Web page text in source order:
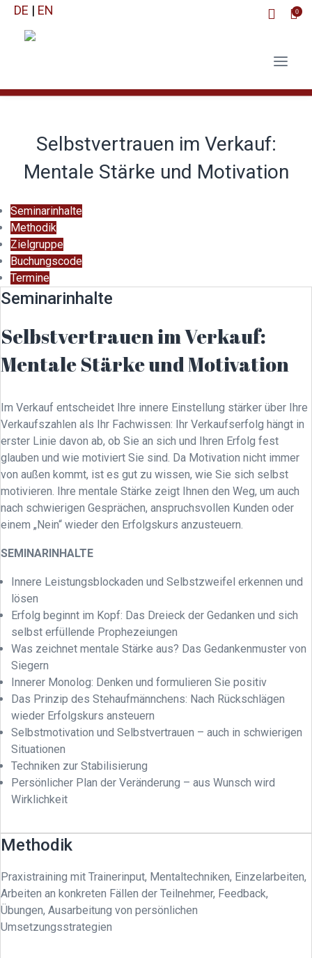
DE | EN 0
Selbstvertrauen im Verkauf:
Mentale Stärke und Motivation
Seminarinhalte
Methodik
Zielgruppe
Buchungscode
Termine
Seminarinhalte
Selbstvertrauen im Verkauf:
Mentale Stärke und Motivation
Im Verkauf entscheidet Ihre innere Einstellung stärker über Ihre
Verkaufszahlen als Ihr Fachwissen: Ihr Verkaufserfolg hängt in
erster Linie davon ab, ob Sie an sich und Ihren Erfolg fest
glauben und wie motiviert Sie sind. Da Motivation nicht immer
von außen kommt, ist es gut zu wissen, wie Sie sich selbst
motivieren. Ihre mentale Stärke zeigt Ihnen den Weg, um auch
nach schwierigen Gesprächen, anspruchsvollen Kunden oder
einem „Nein“ wieder den Erfolgskurs anzusteuern.
SEMINARINHALTE
Innere Leistungsblockaden und Selbstzweifel erkennen und
lösen
Erfolg beginnt im Kopf: Das Dreieck der Gedanken und sich
selbst erfüllende Prophezeiungen
Was zeichnet mentale Stärke aus? Das Gedankenmuster von
Siegern
Innerer Monolog: Denken und formulieren Sie positiv
Das Prinzip des Stehaufmännchens: Nach Rückschlägen
wieder Erfolgskurs ansteuern
Selbstmotivation und Selbstvertrauen – auch in schwierigen
Situationen
Techniken zur Stabilisierung
Persönlicher Plan der Veränderung – aus Wunsch wird
Wirklichkeit
Methodik
Praxistraining mit Trainerinput, Mentaltechniken, Einzelarbeiten,
Arbeiten an konkreten Fällen der Teilnehmer, Feedback,
Übungen, Ausarbeitung von persönlichen
Umsetzungsstrategien